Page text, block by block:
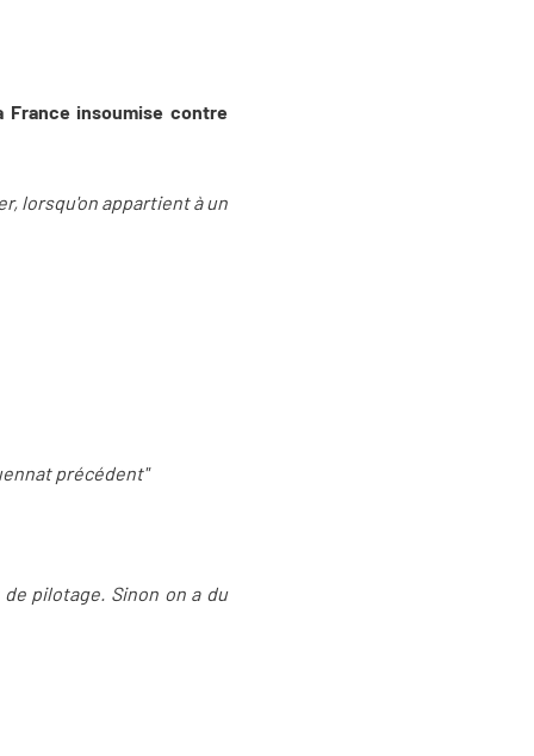
insoumise contre
lorsqu'on appartient à un
précédent"
pilotage. Sinon on a du